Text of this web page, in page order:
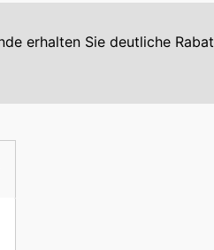
erhalten Sie deutliche